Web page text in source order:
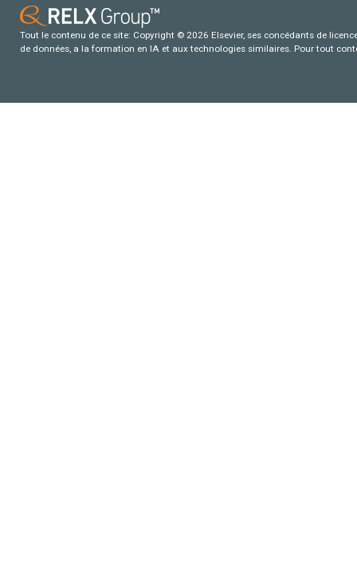
Tout le contenu de ce site: Copyright © 2026 Elsevier, ses concédants de
de données, a la formation en IA et aux technologies similaires. Pour tout